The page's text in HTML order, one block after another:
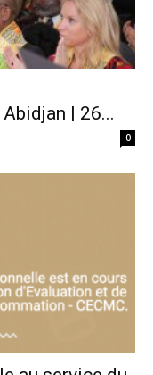
| 26...
0